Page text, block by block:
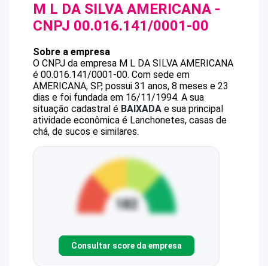
M L DA SILVA AMERICANA -
CNPJ 00.016.141/0001-00
Sobre a empresa
O CNPJ da empresa M L DA SILVA AMERICANA
é 00.016.141/0001-00. Com sede em
AMERICANA, SP, possui 31 anos, 8 meses e 23
dias e foi fundada em 16/11/1994. A sua
situação cadastral é BAIXADA e sua principal
atividade econômica é Lanchonetes, casas de
chá, de sucos e similares.
Consultar score da empresa